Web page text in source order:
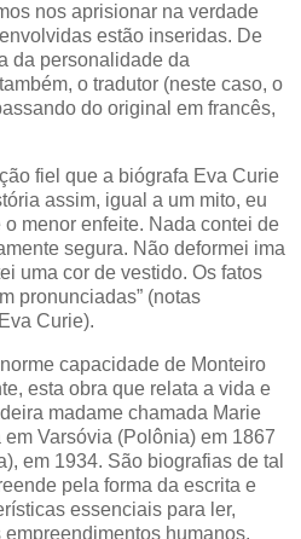
nos aprisionar na verdade
estão inseridas. De
da personalidade da
o tradutor (neste caso, o
do original em francês,
fiel que a biógrafa Eva Curie
assim, igual a um mito, eu
menor enfeite. Nada contei de
segura. Não deformei ima
uma cor de vestido. Os fatos
pronunciadas” (notas
Curie).
capacidade de Monteiro
esta obra que relata a vida e
madame chamada Marie
Varsóvia (Polônia) em 1867
em 1934. São biografias de tal
pela forma da escrita e
essenciais para ler,
humanos.